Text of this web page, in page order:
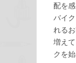
配を
バイ
れる
増え
クを